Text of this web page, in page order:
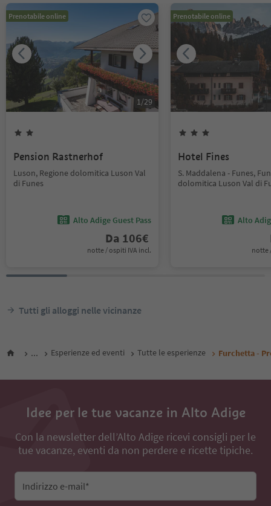
Prenotabile online
1/29
Pension Rastnerhof
Luson, Regione dolomitica Luson Val
di Funes
Alto Adige Guest Pass
Da 106€
notte / ospiti IVA incl.
Prenotabile online
Hotel Fines
S. Maddalena - Funes,
dolomitica Luson Val di
Alto
notte
Tutti gli alloggi nelle vicinanze
... Esperienze ed eventi Tutte le esperienze Furchetta -
Idee per le tue vacanze in Alto Adige
Con la newsletter dell’Alto Adige ricevi consigli per le
tue vacanze, eventi da non perdere e ricette tipiche.
Indirizzo e-mail*